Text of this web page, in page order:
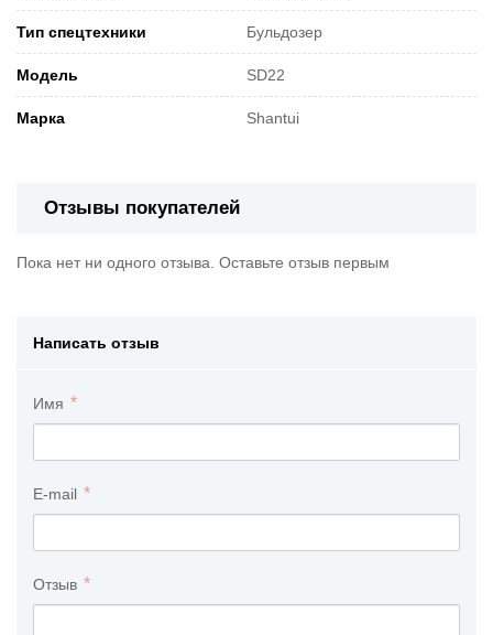
Тип спецтехники Бульдозер
Модель SD22
Марка Shantui
Отзывы покупателей
Пока нет ни одного отзыва. Оставьте отзыв первым
Написать отзыв
Имя
E-mail
Отзыв